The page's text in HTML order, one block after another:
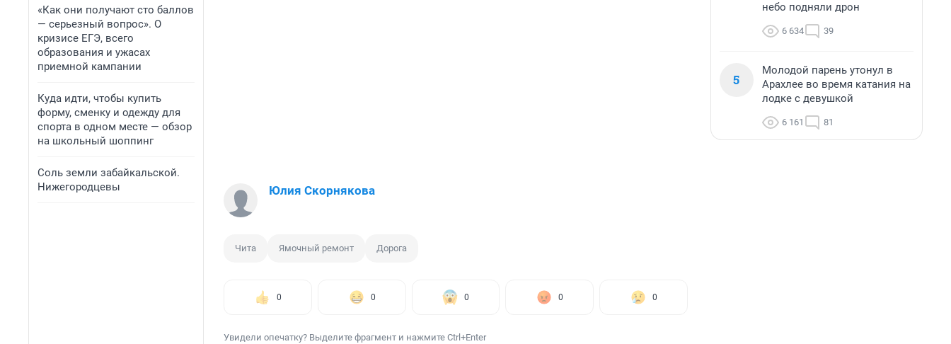
«Как они получают сто баллов
— серьезный вопрос». О
кризисе ЕГЭ, всего
образования и ужасах
приемной кампании
Куда идти, чтобы купить
форму, сменку и одежду для
спорта в одном месте — обзор
на школьный шоппинг
Соль земли забайкальской.
Нижегородцевы
Юлия Скорнякова
Чита Ямочный ремонт Дорога
0 0 0 0 0
Увидели опечатку? Выделите фрагмент и нажмите Ctrl+Enter
небо подняли дрон
6 634 39
5
Молодой парень утонул в
Арахлее во время катания на
лодке с девушкой
6 161 81